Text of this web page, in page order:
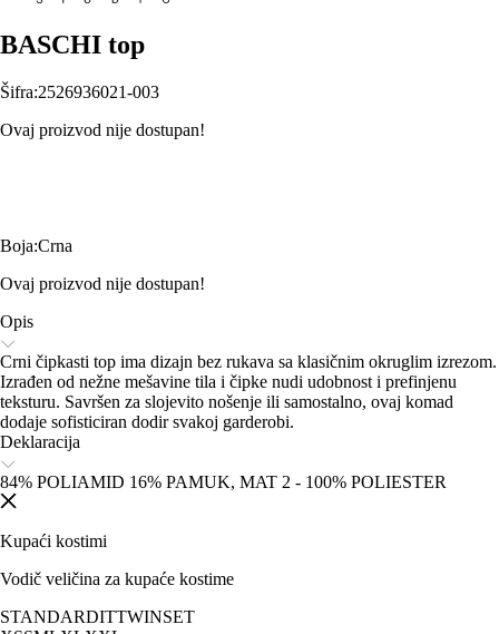
BASCHI top
Šifra:2526936021-003
Ovaj proizvod nije dostupan!
Boja:Crna
Ovaj proizvod nije dostupan!
Opis
Crni čipkasti top ima dizajn bez rukava sa klasičnim okruglim izrezom.
Izrađen od nežne mešavine tila i čipke nudi udobnost i prefinjenu
teksturu. Savršen za slojevito nošenje ili samostalno, ovaj komad
dodaje sofisticiran dodir svakoj garderobi.
Deklaracija
84% POLIAMID 16% PAMUK, MAT 2 - 100% POLIESTER
Kupaći kostimi
Vodič veličina za kupaće kostime
STANDARDITTWINSET